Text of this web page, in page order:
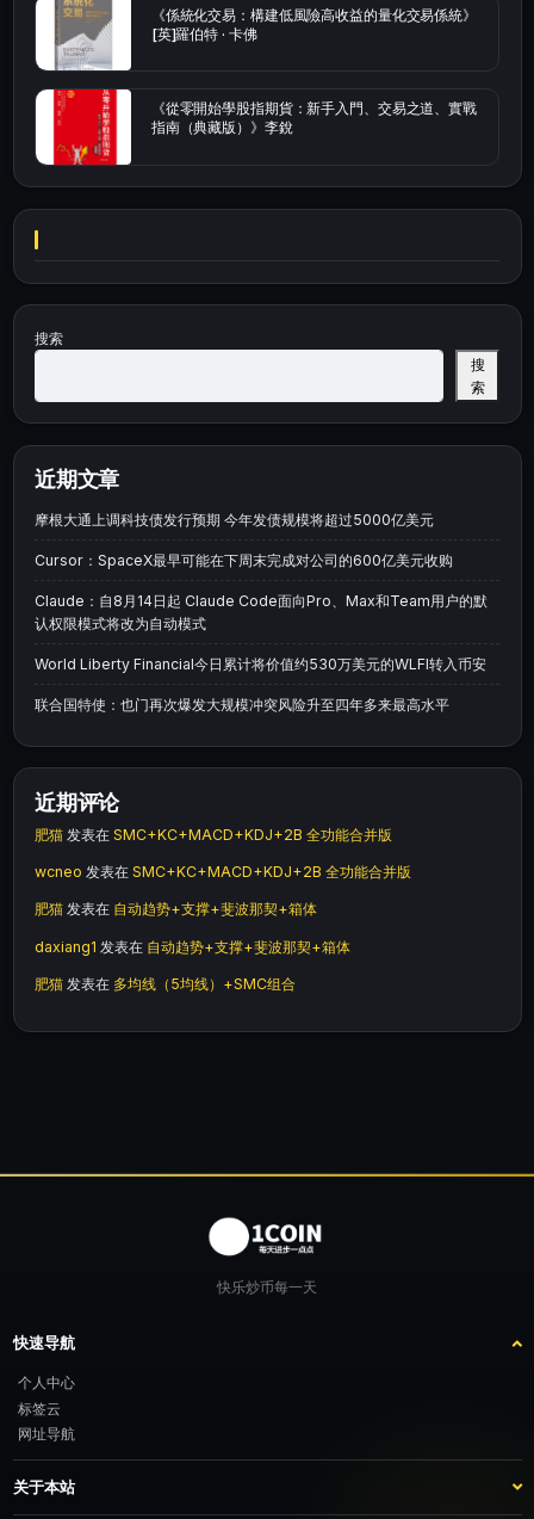
《係統化交易：構建低風險高收益的量化交易係統》
[英]羅伯特 · 卡佛
《從零開始學股指期貨：新手入門、交易之道、實戰
指南（典藏版）》李銳
搜索
搜
索
近期文章
摩根大通上调科技债发行预期 今年发债规模将超过5000亿美元
Cursor：SpaceX最早可能在下周末完成对公司的600亿美元收购
Claude：自8月14日起 Claude Code面向Pro、Max和Team用户的默
认权限模式将改为自动模式
World Liberty Financial今日累计将价值约530万美元的WLFI转入币安
联合国特使：也门再次爆发大规模冲突风险升至四年多来最高水平
近期评论
肥猫 发表在 SMC+KC+MACD+KDJ+2B 全功能合并版
wcneo 发表在 SMC+KC+MACD+KDJ+2B 全功能合并版
肥猫 发表在 自动趋势+支撑+斐波那契+箱体
daxiang1 发表在 自动趋势+支撑+斐波那契+箱体
肥猫 发表在 多均线（5均线）+SMC组合
快乐炒币每一天
快速导航
个人中心
标签云
网址导航
关于本站
站点介绍